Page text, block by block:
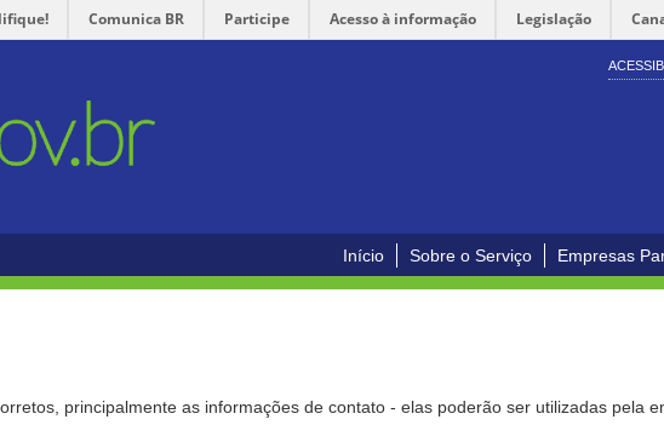
Comunica BR Participe Acesso à informação Legislação
Início Sobre o Serviço Empresas
principalmente as informações de contato - elas poderão ser utilizadas pela